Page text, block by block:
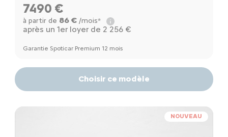
7490 €
à partir de 86 €/mois*
après un 1er loyer de 2 256 €
Garantie Spoticar Premium 12 mois
Choisir ce modèle
NOUVEAU